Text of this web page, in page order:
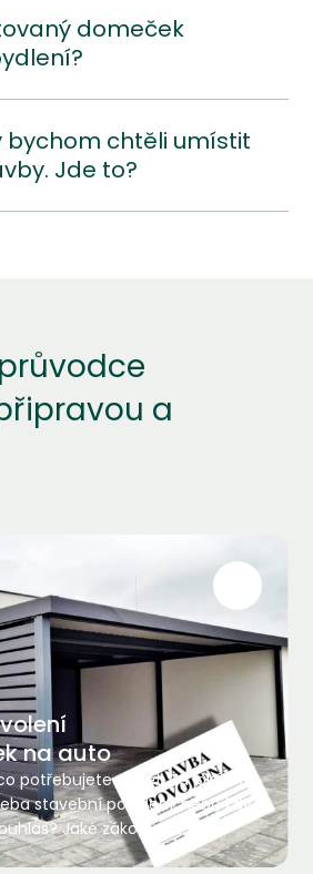
domeček
bychom chtěli umístit
Jde to?
a
na auto
potřebujete vědět. Za jakých
stavební povolení, nebo kdy
Jaké zákony ČR tyto